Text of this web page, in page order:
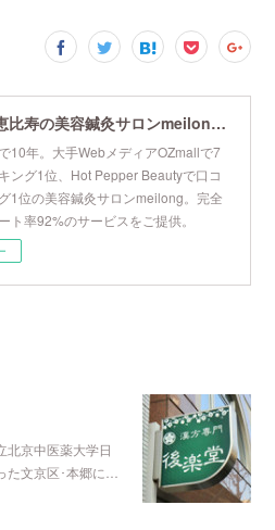
【公式】恵比寿の美容鍼灸サロンmeilong｜ツボを押さえた針・お灸の治療で美容と健康を叶えます
10年。大手WebメディアOZmallで7
ング1位、Hot Pepper Beautyで口コ
1位の美容鍼灸サロンmeilong。完全
ト率92%のサービスをご提供。
北京中医薬大学日
た文京区･本郷に…